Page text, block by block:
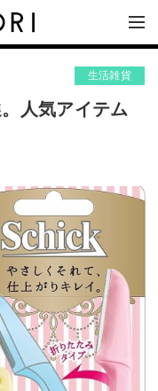
生活雑貨
人気アイテム